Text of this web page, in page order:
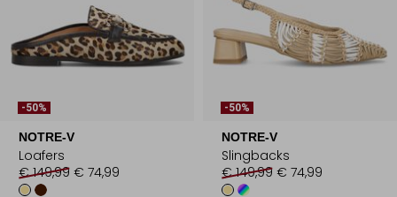
-50%
NOTRE-V
Loafers
€ 149,99 € 74,99
-50%
NOTRE-V
Slingbacks
€ 149,99 € 74,99